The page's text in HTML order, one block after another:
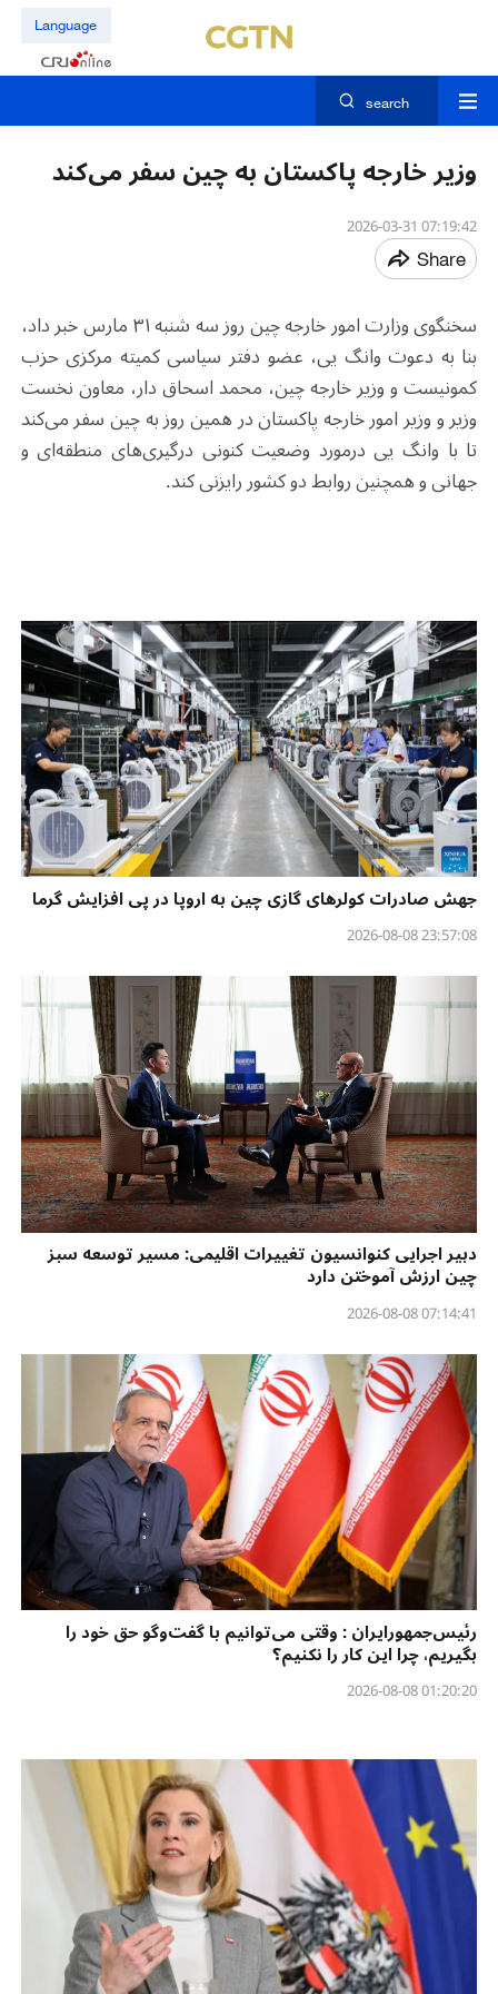
Language
search
وزیر خارجه پاکستان به چین سفر می‌کند
07:19:42 2026-03-31
Share
سخنگوی وزارت امور خارجه چین روز سه شنبه ۳۱ مارس خبر داد،
بنا به دعوت وانگ یی، عضو دفتر سیاسی کمیته مرکزی حزب
کمونیست و وزیر خارجه چین، محمد اسحاق ‌دار، معاون نخست
وزیر و وزیر امور خارجه پاکستان در همین روز به چین سفر می‌کند
تا با وانگ یی درمورد وضعیت کنونی درگیری‌های منطقه‌ای و
جهانی و همچنین روابط دو کشور رایزنی کند.
جهش صادرات کولرهای گازی چین به اروپا در پی افزایش گرما
23:57:08 2026-08-08
دبیر اجرایی کنوانسیون تغییرات اقلیمی: مسیر توسعه سبز
چین ارزش آموختن دارد
07:14:41 2026-08-08
رئیس‌جمهورایران : وقتی می‌توانیم با گفت‌وگو حق خود را
بگیریم، چرا این کار را نکنیم؟
01:20:20 2026-08-08